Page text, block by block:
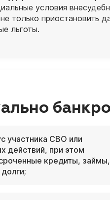
условия
только приостановить
льготы.
участника СВО или
действий, при этом
кредиты, займы,